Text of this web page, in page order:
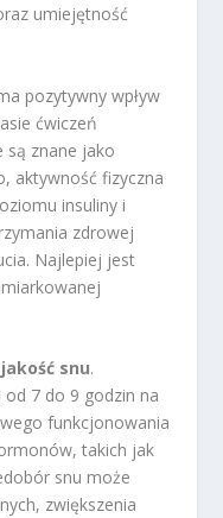
umiejętność
pozytywny wpływ
ćwiczeń
są znane jako
aktywność fizyczna
insuliny i
zdrowej
Najlepiej jest
jakość snu.
7 do 9 godzin na
funkcjonowania
takich jak
snu może
zwiększenia